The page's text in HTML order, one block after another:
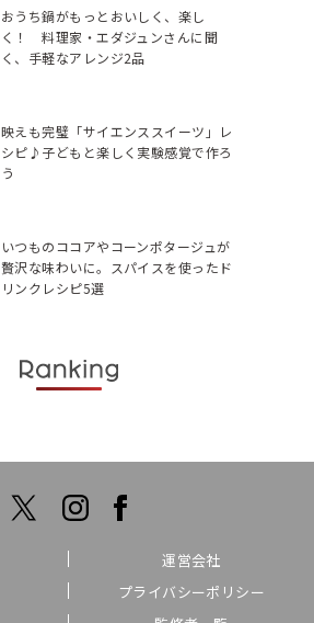
おうち鍋がもっとおいしく、楽し
く！ 料理家・エダジュンさんに聞
く、手軽なアレンジ2品
映えも完璧「サイエンススイーツ」レ
シピ♪子どもと楽しく実験感覚で作ろ
う
いつものココアやコーンポタージュが
贅沢な味わいに。スパイスを使ったド
リンクレシピ5選
運営会社
プライバシーポリシー